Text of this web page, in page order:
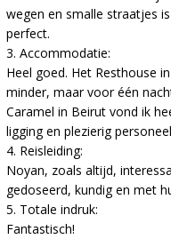
wegen en smalle straatjes
perfect.
3. Accommodatie:
Heel goed. Het Resthouse
minder, maar voor één
Caramel in Beirut vond ik
ligging en plezierig
4. Reisleiding:
Noyan, zoals altijd,
gedoseerd, kundig en met
5. Totale indruk:
Fantastisch!